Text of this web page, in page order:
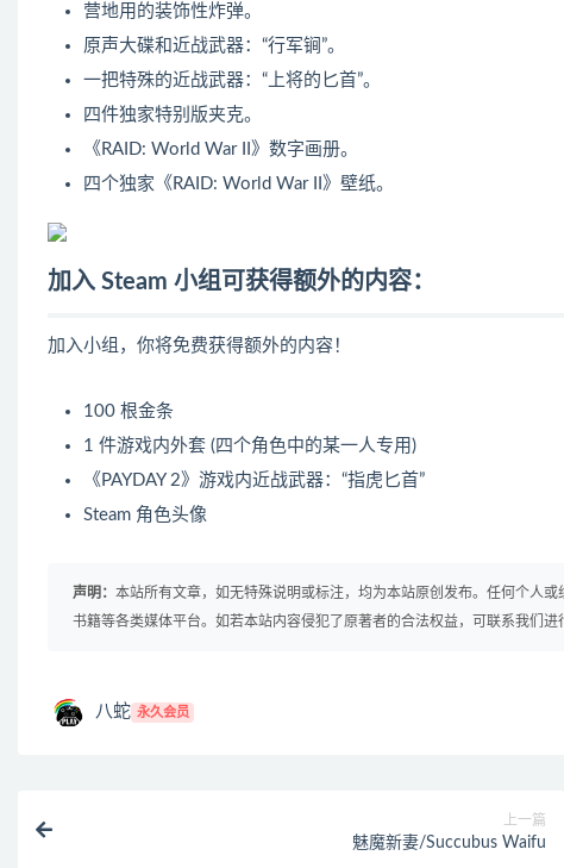
营地用的装饰性炸弹。
原声大碟和近战武器：“行军锏”。
一把特殊的近战武器：“上将的匕首”。
四件独家特别版夹克。
《RAID: World War II》数字画册。
四个独家《RAID: World War II》壁纸。
加入 Steam 小组可获得额外的内容：
加入小组，你将免费获得额外的内容！
100 根金条
1 件游戏内外套 (四个角色中的某一人专用)
《PAYDAY 2》游戏内近战武器：“指虎匕首”
Steam 角色头像
声明： 本站所有文章，如无特殊说明或标注，均为本站原创发布。任何个人
书籍等各类媒体平台。如若本站内容侵犯了原著者的合法权益，可联系我们进
八蛇 永久会员
上一篇
魅魔新妻/Succubus Waifu